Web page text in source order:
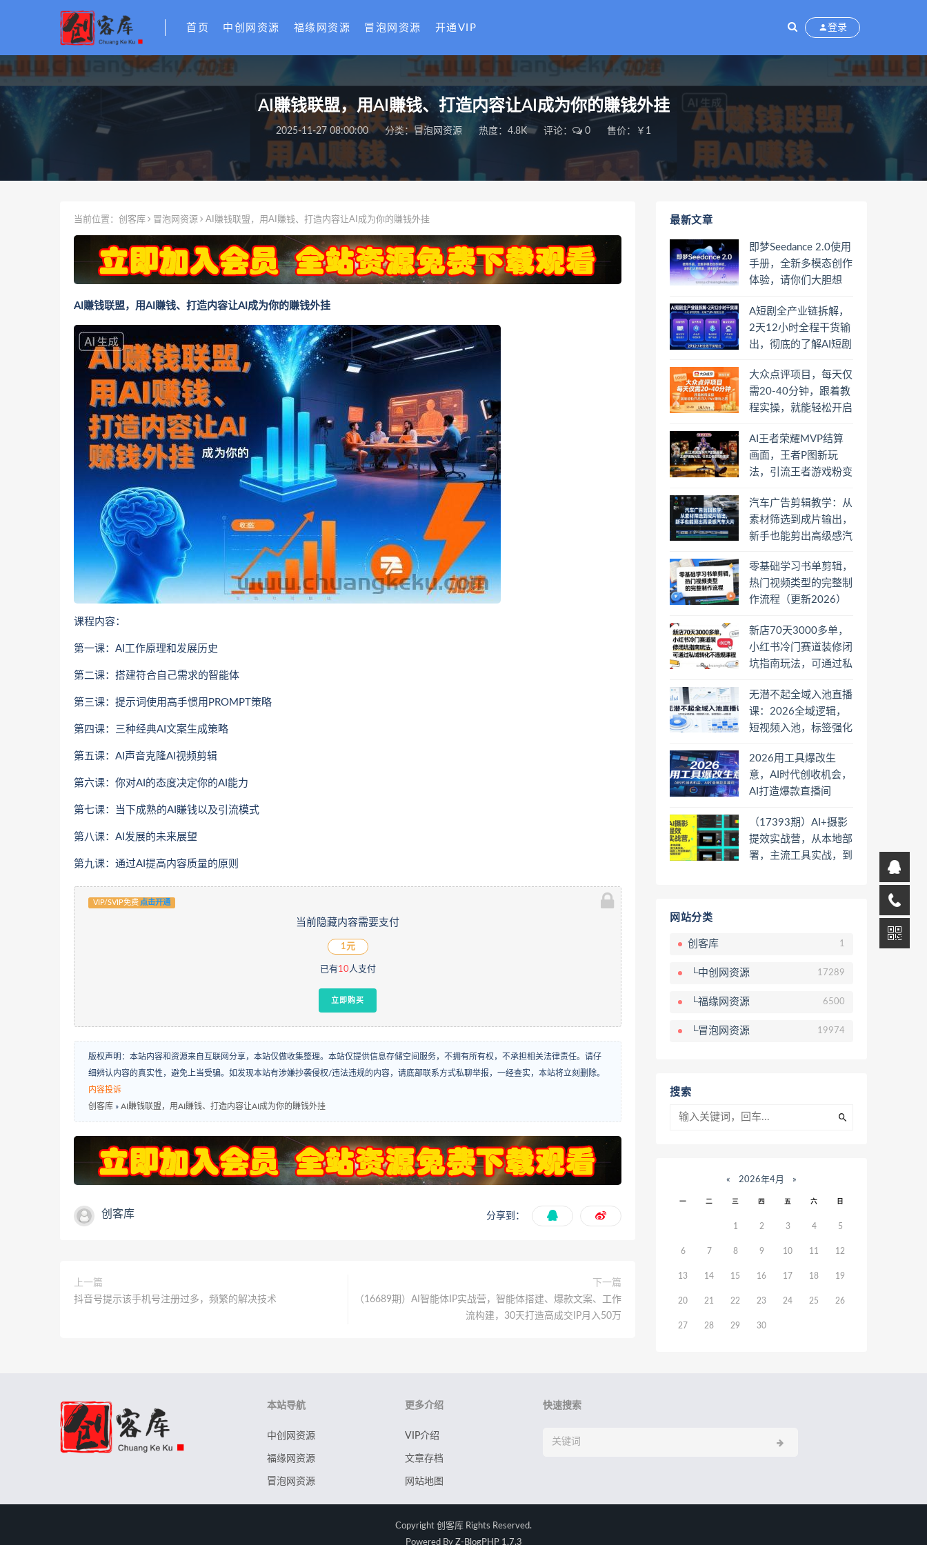
首页 中创网资源 福缘网资源 冒泡网资源 开通VIP 登录
AI賺钱联盟，用AI賺钱、打造内容让AI成为你的賺钱外挂
2025-11-27 08:00:00 分类：冒泡网资源 热度：4.8K 评论： 0 售价：￥1
当前位置： 创客库 冒泡网资源 AI賺钱联盟，用AI賺钱、打造内容让AI成为你的賺钱外挂
AI賺钱联盟，用AI賺钱、打造内容让AI成为你的賺钱外挂
课程内容：
第一课：AI工作原理和发展历史
第二课：搭建符合自己需求的智能体
第三课：提示词使用高手惯用PROMPT策略
第四课：三种经典AI文案生成策略
第五课：AI声音克隆AI视频剪辑
第六课：你对AI的态度决定你的AI能力
第七课：当下成熟的AI賺钱以及引流模式
第八课：AI发展的未来展望
第九课：通过AI提高内容质量的原则
VIP/SVIP免费 点击开通
当前隐藏内容需要支付
1元
已有10人支付
立即购买
版权声明：本站内容和资源来自互联网分享，本站仅做收集整理。本站仅提供信息存储空间服务，不拥有所有权，不承担相关法律责任。请仔
细辨认内容的真实性，避免上当受骗。如发现本站有涉嫌抄袭侵权/违法违规的内容，请底部联系方式私聊举报，一经查实，本站将立刻删除。
内容投诉
创客库 » AI賺钱联盟，用AI賺钱、打造内容让AI成为你的賺钱外挂
创客库 分享到：
上一篇
抖音号提示该手机号注册过多，频繁的解决技术
下一篇
（16689期）AI智能体IP实战营，智能体搭建、爆款文案、工作
流构建，30天打造高成交IP月入50万
最新文章
即梦Seedance 2.0使用
手册，全新多模态创作
体验，请你们大胆想
A短剧全产业链拆解，
2天12小时全程干货输
出，彻底的了解AI短剧
大众点评项目，每天仅
需20-40分钟，跟着教
程实操，就能轻松开启
AI王者荣耀MVP结算
画面，王者P图新玩
法，引流王者游戏粉变
汽车广告剪辑教学：从
素材筛选到成片输出，
新手也能剪出高级感汽
零基础学习书单剪辑，
热门视频类型的完整制
作流程（更新2026）
新店70天3000多单，
小红书冷门赛道装修闭
坑指南玩法，可通过私
无潜不起全域入池直播
课：2026全域逻辑，
短视频入池，标签强化
2026用工具爆改生
意，AI时代创收机会，
AI打造爆款直播间
（17393期）AI+摄影
提效实战营，从本地部
署，主流工具实战，到
网站分类
创客库 1
└中创网资源 17289
└福缘网资源 6500
└冒泡网资源 19974
搜索
« 2026年4月 »
一 二 三 四 五 六 日
1 2 3 4 5
6 7 8 9 10 11 12
13 14 15 16 17 18 19
20 21 22 23 24 25 26
27 28 29 30
本站导航
中创网资源
福缘网资源
冒泡网资源
更多介绍
VIP介绍
文章存档
网站地图
快速搜索
Copyright 创客库 Rights Reserved.
Powered By Z-BlogPHP 1.7.3